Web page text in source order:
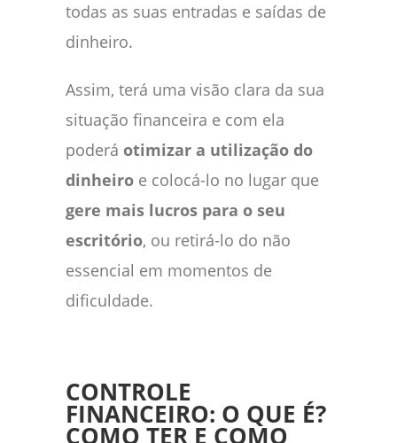
todas as suas entradas e saídas de
dinheiro.
Assim, terá uma visão clara da sua
situação financeira e com ela
poderá otimizar a utilização do
dinheiro e colocá-lo no lugar que
gere mais lucros para o seu
escritório, ou retirá-lo do não
essencial em momentos de
dificuldade.
CONTROLE
FINANCEIRO: O QUE É?
COMO TER E COMO